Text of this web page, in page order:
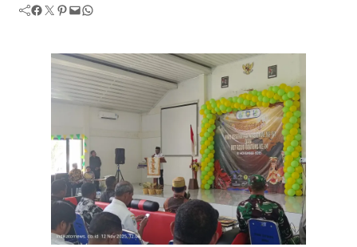
Facebook Twitter Pinterest Mail WhatsApp